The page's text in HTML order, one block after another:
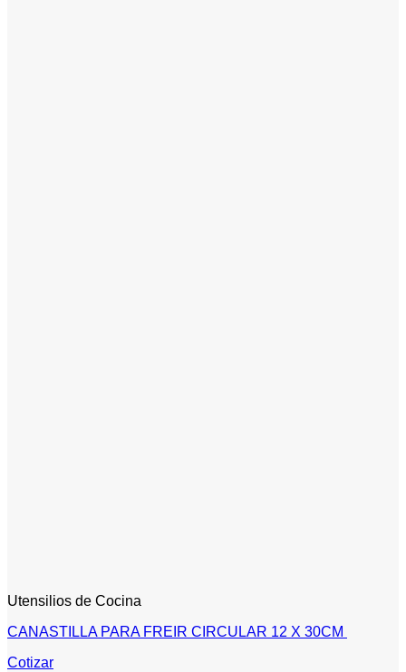
Utensilios de Cocina
CANASTILLA PARA FREIR CIRCULAR 12 X 30CM
Cotizar